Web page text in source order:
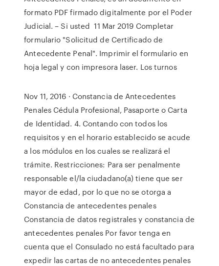
formato PDF firmado digitalmente por el Poder
Judicial. – Si usted 11 Mar 2019 Completar
formulario "Solicitud de Certificado de
Antecedente Penal". Imprimir el formulario en
hoja legal y con impresora laser. Los turnos
Nov 11, 2016 · Constancia de Antecedentes
Penales Cédula Profesional, Pasaporte o Carta
de Identidad. 4. Contando con todos los
requisitos y en el horario establecido se acude
a los módulos en los cuales se realizará el
trámite. Restricciones: Para ser penalmente
responsable el/la ciudadano(a) tiene que ser
mayor de edad, por lo que no se otorga a
Constancia de antecedentes penales
Constancia de datos registrales y constancia de
antecedentes penales Por favor tenga en
cuenta que el Consulado no está facultado para
expedir las cartas de no antecedentes penales